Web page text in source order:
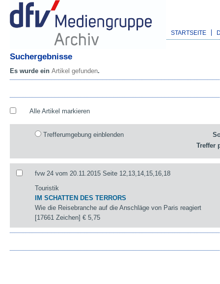
STARTSEITE
Suchergebnisse
Es wurde ein Artikel gefunden.
Alle Artikel markieren
Trefferumgebung einblenden
Treffer
fvw 24 vom 20.11.2015 Seite 12,13,14,15,16,18
Touristik
IM SCHATTEN DES TERRORS
Wie die Reisebranche auf die Anschläge von Paris reagiert
[17661 Zeichen]€ 5,75